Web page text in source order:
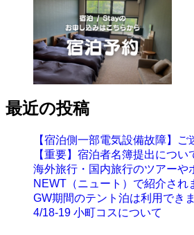
最近の投稿
【宿泊側一部電気設備故障】
【重要】宿泊者名簿提出につい
海外旅行・国内旅行のツアーや
NEWT（ニュート）で紹介され
GW期間のテント泊は利用でき
4/18-19 小町コスについて